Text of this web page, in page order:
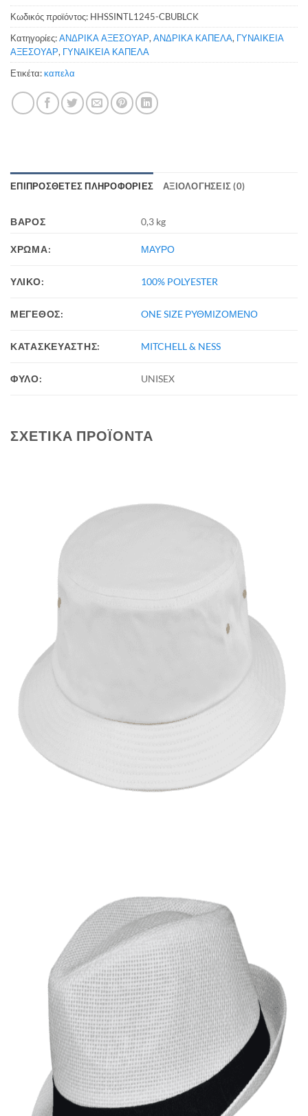
Κωδικός προϊόντος: HHSSINTL1245-CBUBLCK
Κατηγορίες:ΑΝΔΡΙΚΑ ΑΞΕΣΟΥΑΡ, ΑΝΔΡΙΚΑ ΚΑΠΕΛΑ, ΓΥΝΑΙΚΕΙΑ
ΑΞΕΣΟΥΑΡ, ΓΥΝΑΙΚΕΙΑ ΚΑΠΕΛΑ
Ετικέτα:καπελα
ΕΠΙΠΡΌΣΘΕΤΕΣ ΠΛΗΡΟΦΟΡΊΕΣ ΑΞΙΟΛΟΓΉΣΕΙΣ (0)
ΒΆΡΟΣ 0,3 kg
ΧΡΩΜΑ: ΜΑΥΡΟ
ΥΛΙΚΟ: 100% POLYESTER
ΜΕΓΕΘΟΣ: ONE SIZE ΡΥΘΜΙΖΟΜΕΝΟ
ΚΑΤΑΣΚΕΥΑΣΤΗΣ: MITCHELL & NESS
ΦΥΛΟ: UNISEX
ΣΧΕΤΙΚΆ ΠΡΟΪΌΝΤΑ
Μονόχρωμο καπέλο κώνος